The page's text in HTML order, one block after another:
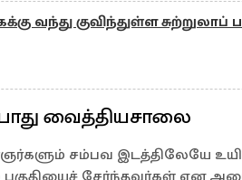
வந்து குவிந்துள்ள
வைத்தியசாலை
சம்பவ இடத்திலேயே
பகுதியைச் சேர்ந்தவர்கள் என